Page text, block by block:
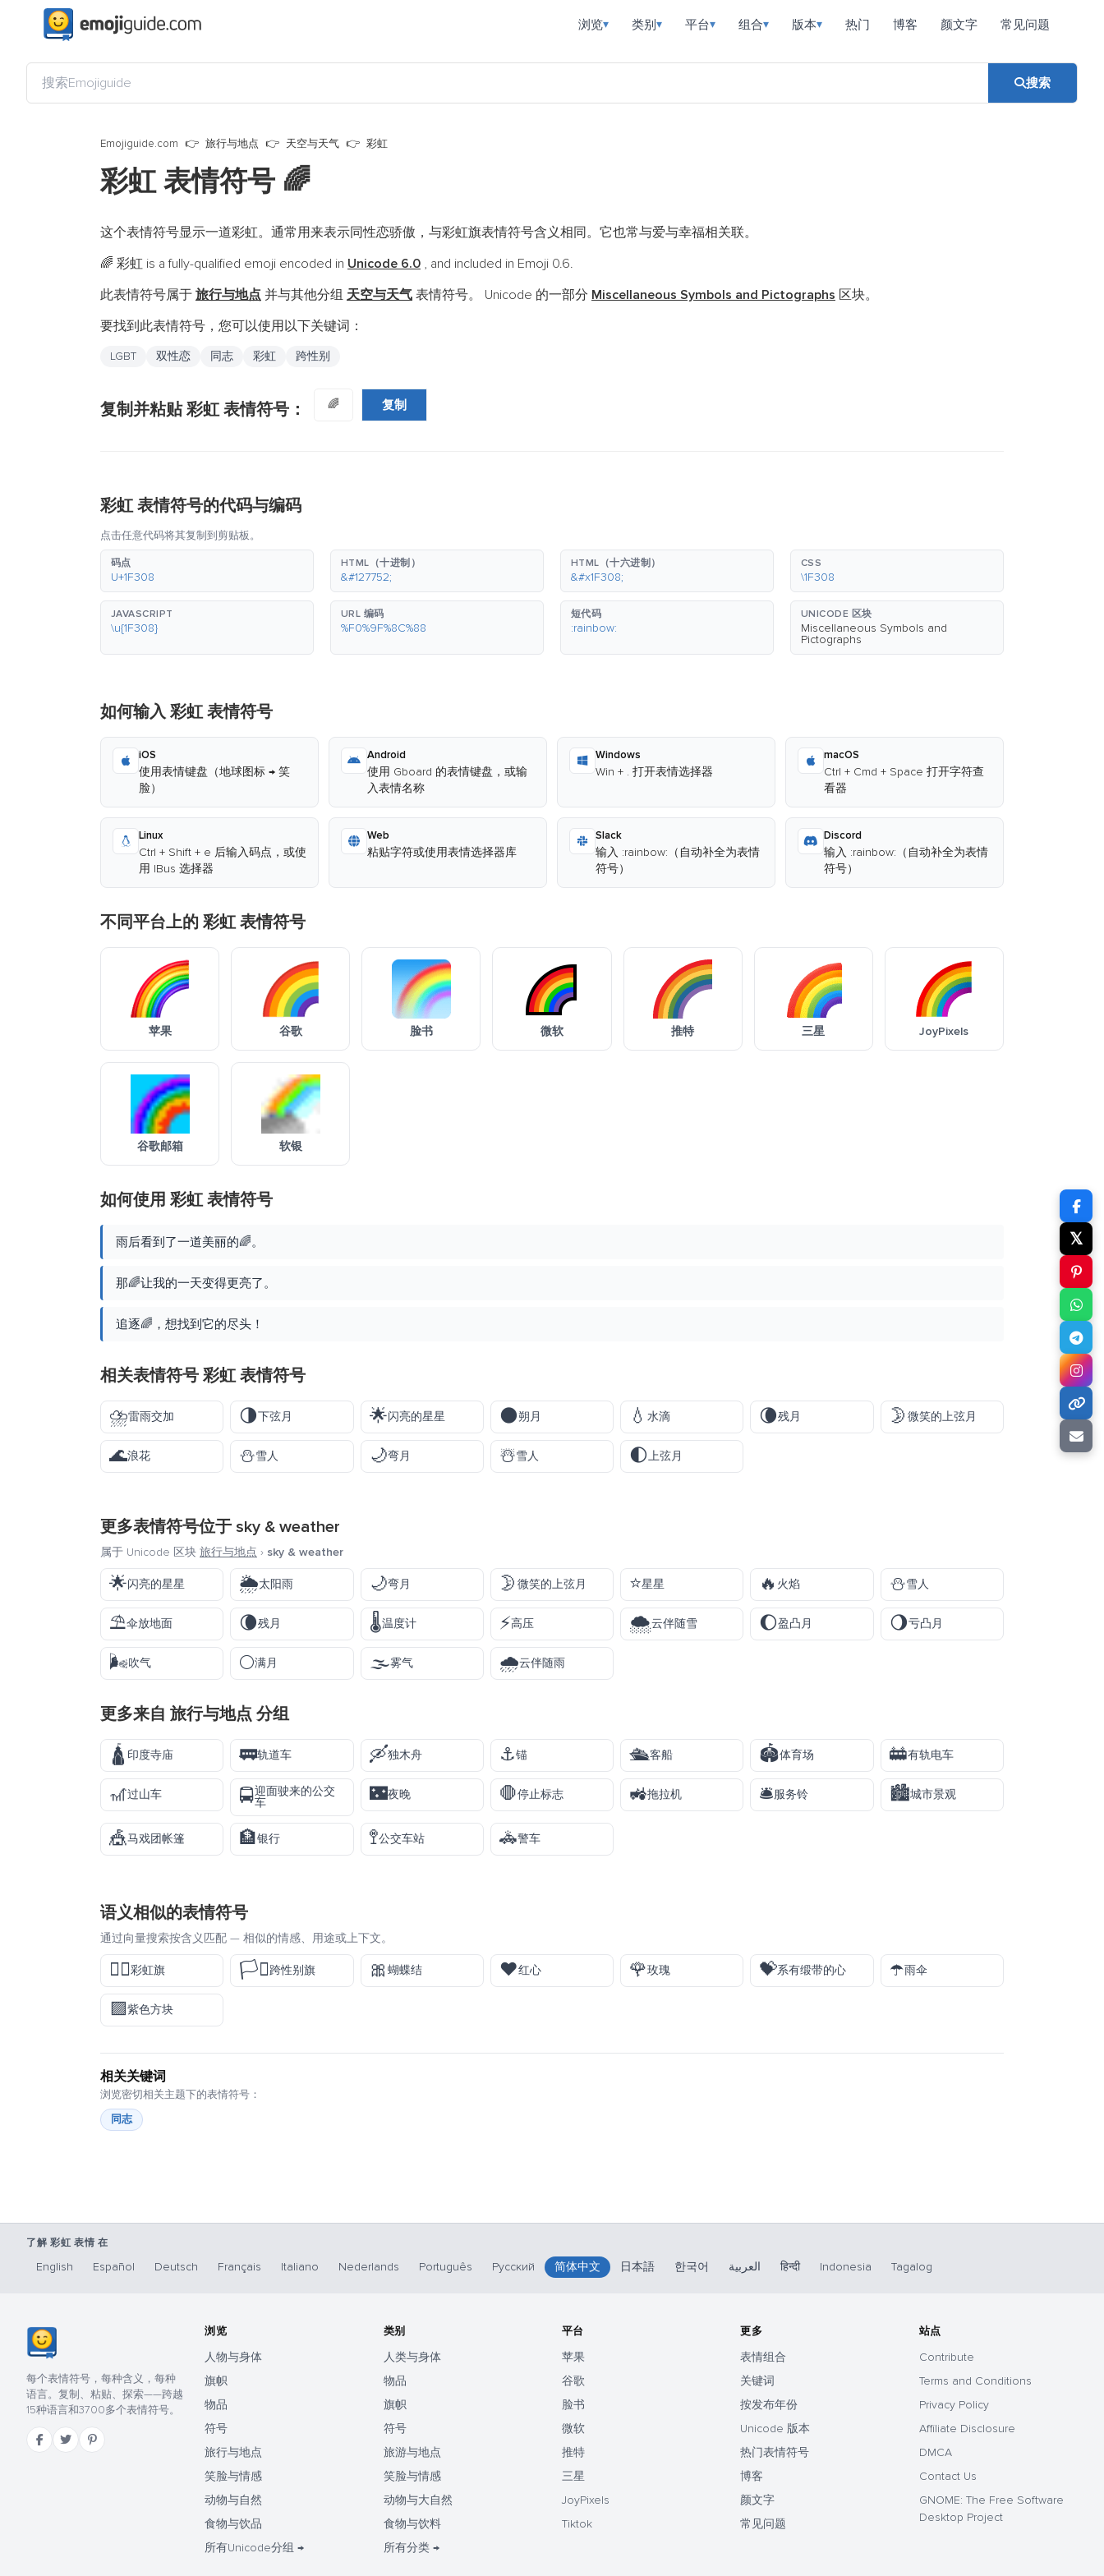
浏览▾ 类别 ▾ 平台▾ 组合▾ 版本▾ 热门 博客 颜文字 常见问题
搜索
Emojiguide.com 旅行与地点 天空与天气 彩虹
彩虹 表情符号 🌈
这个表情符号显示一道彩虹。通常用来表示同性恋骄傲，与彩虹旗表情符号含义相同。它也常与爱与幸福相关联。
🌈 彩虹 is a fully-qualified emoji encoded in Unicode 6.0 , and included in Emoji 0.6.
此表情符号属于 旅行与地点 并与其他分组 天空与天气 表情符号。 Unicode 的一部分 Miscellaneous Symbols and Pictographs 区块。
要找到此表情符号，您可以使用以下关键词：
LGBT 双性恋 同志 彩虹 跨性别
复制并粘贴 彩虹 表情符号： 🌈 复制
彩虹 表情符号的代码与编码
点击任意代码将其复制到剪贴板。
码点
U+1F308
HTML（十进制）
&#127752;
HTML（十六进制）
&#x1F308;
CSS
\1F308
JAVASCRIPT
\u{1F308}
URL 编码
%F0%9F%8C%88
短代码
:rainbow:
UNICODE 区块
Miscellaneous Symbols and
Pictographs
如何输入 彩虹 表情符号
iOS
使用表情键盘（地球图标 → 笑
脸）
Android
使用 Gboard 的表情键盘，或输
入表情名称
Windows
Win + . 打开表情选择器
macOS
Ctrl + Cmd + Space 打开字符查
看器
Linux
Ctrl + Shift + e 后输入码点，或使
用 IBus 选择器
Web
粘贴字符或使用表情选择器库
Slack
输入 :rainbow:（自动补全为表情
符号）
Discord
输入 :rainbow:（自动补全为表情
符号）
不同平台上的 彩虹 表情符号
苹果 谷歌 脸书 微软 推特 三星 JoyPixels
谷歌邮箱 软银
如何使用 彩虹 表情符号
雨后看到了一道美丽的🌈。
那🌈让我的一天变得更亮了。
追逐🌈，想找到它的尽头！
相关表情符号 彩虹 表情符号
⛈️雷雨交加 🌗下弦月 🌟闪亮的星星 🌑朔月 💧水滴 🌘残月 🌛 微笑的上弦月
🌊浪花 ⛄雪人 🌙弯月 ☃️雪人 🌓上弦月
更多表情符号位于 sky & weather
属于 Unicode 区块 旅行与地点 › sky & weather
🌟闪亮的星星 🌦️太阳雨 🌙弯月 🌛 微笑的上弦月 ⭐星星 🔥 火焰 ⛄雪人
⛱️伞放地面 🌘残月 🌡️温度计 ⚡高压 🌨️云伴随雪 🌔盈凸月 🌖亏凸月
🌬️吹气 🌕满月 🌫️雾气 🌧️云伴随雨
更多来自 旅行与地点 分组
🛕 印度寺庙 🚃轨道车 🛶独木舟 ⚓锚 🛳️客船 🏟️体育场 🚋有轨电车
🎢过山车 🚍迎面驶来的公交
车
🌃夜晚 🛑停止标志 🚜拖拉机 🛎️服务铃 🏙️城市景观
🎪马戏团帐篷 🏦银行 🚏公交车站 🚓警车
语义相似的表情符号
通过向量搜索按含义匹配 — 相似的情感、用途或上下文。
🏳️‍🌈彩虹旗 🏳️‍⚧️跨性别旗 🎀 蝴蝶结 ❤️红心 🌹玫瑰 💝系有缎带的心 ☂️雨伞
🟪紫色方块
相关关键词
浏览密切相关主题下的表情符号：
同志
𝕏
了解 彩虹 表情 在
English Español Deutsch Français Italiano Nederlands Português Русский 简体中文 日本語 한국어 العربية हिन्दी Indonesia Tagalog
每个表情符号，每种含义，每种
语言。复制、粘贴、探索——跨越
15种语言和3700多个表情符号。
浏览
人物与身体
旗帜
物品
符号
旅行与地点
笑脸与情感
动物与自然
食物与饮品
所有Unicode分组 →
类别
人类与身体
物品
旗帜
符号
旅游与地点
笑脸与情感
动物与大自然
食物与饮料
所有分类 →
平台
苹果
谷歌
脸书
微软
推特
三星
JoyPixels
Tiktok
更多
表情组合
关键词
按发布年份
Unicode 版本
热门表情符号
博客
颜文字
常见问题
站点
Contribute
Terms and Conditions
Privacy Policy
Affiliate Disclosure
DMCA
Contact Us
GNOME: The Free Software
Desktop Project